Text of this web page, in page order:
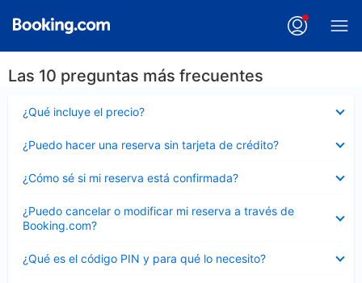
Las 10 preguntas más frecuentes
¿Qué incluye el precio?
cerrado
¿Puedo hacer una reserva sin tarjeta de crédito?
cerrado
¿Cómo sé si mi reserva está confirmada?
cerrado
¿Puedo cancelar o modificar mi reserva a través de
Booking.com?
cerrado
¿Qué es el código PIN y para qué lo necesito?
cerrado